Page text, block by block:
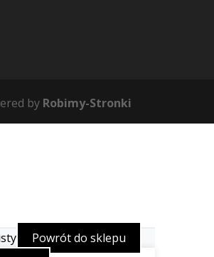
by Robimy-Stronki
Powrót do sklepu